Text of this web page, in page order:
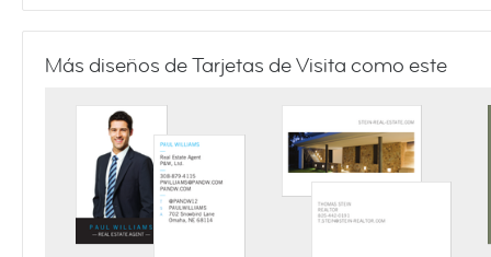
Más diseños de Tarjetas de Visita como este